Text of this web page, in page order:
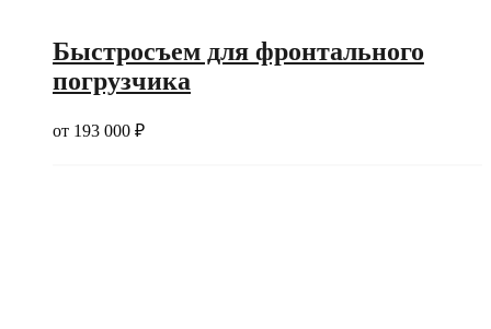
Быстросъем для фронтального
погрузчика
от 193 000 ₽